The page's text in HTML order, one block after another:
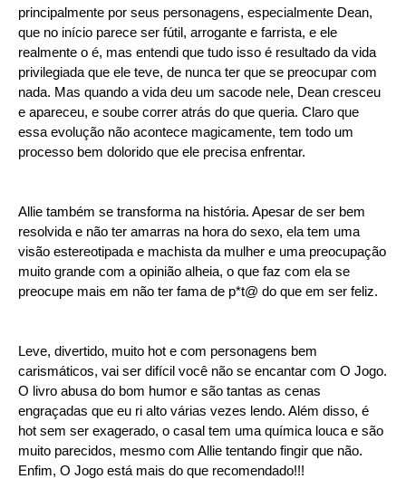
principalmente por seus personagens, especialmente Dean,
que no início parece ser fútil, arrogante e farrista, e ele
realmente o é, mas entendi que tudo isso é resultado da vida
privilegiada que ele teve, de nunca ter que se preocupar com
nada. Mas quando a vida deu um sacode nele, Dean cresceu
e apareceu, e soube correr atrás do que queria. Claro que
essa evolução não acontece magicamente, tem todo um
processo bem dolorido que ele precisa enfrentar.
Allie também se transforma na história. Apesar de ser bem
resolvida e não ter amarras na hora do sexo, ela tem uma
visão estereotipada e machista da mulher e uma preocupação
muito grande com a opinião alheia, o que faz com ela se
preocupe mais em não ter fama de p*t@ do que em ser feliz.
Leve, divertido, muito hot e com personagens bem
carismáticos, vai ser difícil você não se encantar com O Jogo.
O livro abusa do bom humor e são tantas as cenas
engraçadas que eu ri alto várias vezes lendo. Além disso, é
hot sem ser exagerado, o casal tem uma química louca e são
muito parecidos, mesmo com Allie tentando fingir que não.
Enfim, O Jogo está mais do que recomendado!!!